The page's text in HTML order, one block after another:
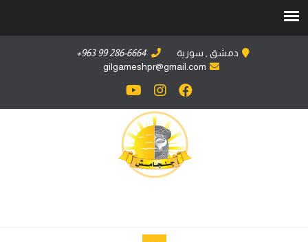
دمشق , سورية
+963 99 286-6664
gilgameshpr@gmail.com